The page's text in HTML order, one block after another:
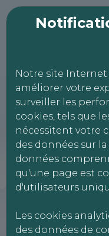
Notre site
améliorer votre
surveiller les
cookies, tels que
nécessitent votre
des données sur
données
qu'une page est
d'utilisateurs
Les cookies
des données de
La